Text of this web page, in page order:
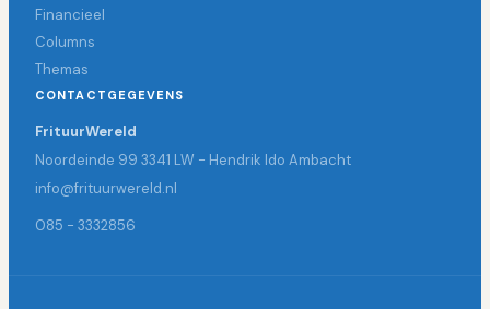
Financieel
Columns
Themas
CONTACTGEGEVENS
FrituurWereld
Noordeinde 99 3341 LW - Hendrik Ido Ambacht
info@frituurwereld.nl
085 - 3332856